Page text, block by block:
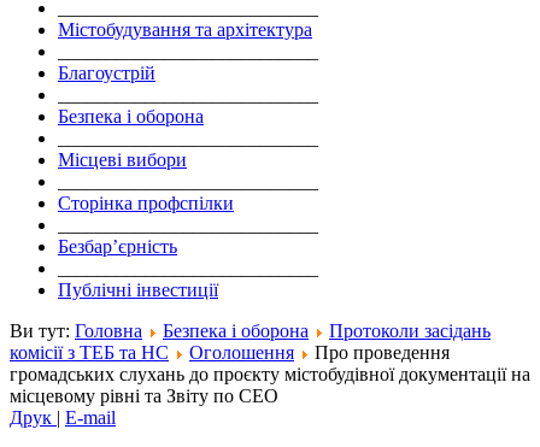
Містобудування та архітектура
Благоустрій
Безпека і оборона
Місцеві вибори
Сторінка профспілки
Безбар’єрність
Публічні інвестиції
Ви тут: Головна Безпека і оборона
Протоколи засідань
комісії з ТЕБ та НС
Оголошення
Про проведення
громадських слухань до проєкту містобудівної документації на
місцевому рівні та Звіту по СЕО
Друк | E-mail